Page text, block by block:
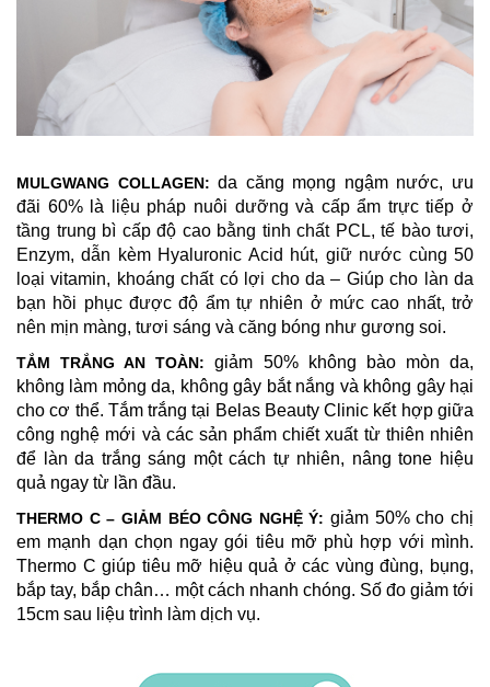
MULGWANG COLLAGEN: da căng mọng ngậm nước, ưu
đãi 60% là
liệu pháp nuôi dưỡng và cấp ẩm trực tiếp ở
tầng trung bì cấp độ cao bằng tinh chất PCL, tế bào tươi,
Enzym, dẫn kèm Hyaluronic Acid hút, giữ nước cùng 50
loại vitamin, khoáng chất có lợi cho da – Giúp cho làn da
bạn hồi phục được độ ẩm tự nhiên ở mức cao nhất, trở
nên mịn màng, tươi sáng và căng bóng như gương soi.
TẮM TRẮNG AN TOÀN:
giảm 50% không bào mòn da,
không làm mỏng da, không gây bắt nắng và không gây hại
cho cơ thể. Tắm trắng tại Belas Beauty Clinic kết hợp giữa
công nghệ mới và các sản phẩm chiết xuất từ thiên nhiên
để làn da trắng sáng một cách tự nhiên, nâng tone hiệu
quả ngay từ lần đầu.
THERMO C – GIẢM BÉO CÔNG NGHỆ Ý: giảm 50% cho chị
em mạnh dạn chọn ngay gói tiêu mỡ phù hợp với mình.
Thermo C giúp tiêu mỡ hiệu quả ở các vùng đùng, bụng,
bắp tay, bắp chân… một cách nhanh chóng. Số đo giảm tới
15cm sau liệu trình làm dịch vụ.